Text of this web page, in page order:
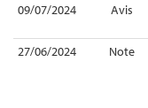
09/07/2024
Avis
27/06/2024
Note